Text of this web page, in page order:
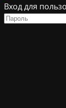
Вход для